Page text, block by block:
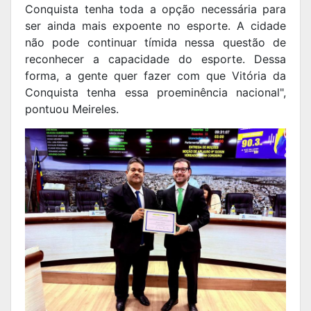
Conquista tenha toda a opção necessária para
ser ainda mais expoente no esporte. A cidade
não pode continuar tímida nessa questão de
reconhecer a capacidade do esporte. Dessa
forma, a gente quer fazer com que Vitória da
Conquista tenha essa proeminência nacional",
pontuou Meireles.